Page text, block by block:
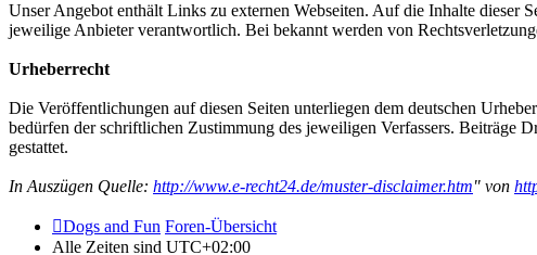
Unser Angebot enthält Links zu externen Webseiten. Auf die Inhalte dieser
jeweilige Anbieter verantwortlich. Bei bekannt werden von
Urheberrecht
Die Veröffentlichungen auf diesen Seiten unterliegen dem deutschen
bedürfen der schriftlichen Zustimmung des jeweiligen Verfassers. Beiträge
gestattet.
In Auszügen Quelle: http://www.e-recht24.de/muster-disclaimer.htm" von
Dogs and Fun Foren-Übersicht
Alle Zeiten sind UTC+02:00